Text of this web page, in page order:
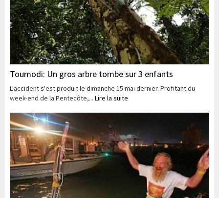
Toumodi: Un gros arbre tombe sur 3 enfants
L'accident s'est produit le dimanche 15 mai dernier. Profitant du
week-end de la Pentecôte,... Lire la suite